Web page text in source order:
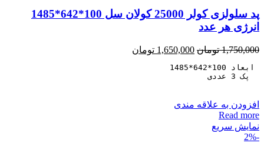
پد سلولزی کولر 25000 کولان سل 100*642*1485
انرژی هر عدد
1,750,000 تومان 1,650,000 تومان
  پک 3 عددی
افزودن به علاقه مندی
Read more
نمایش سریع
-2%